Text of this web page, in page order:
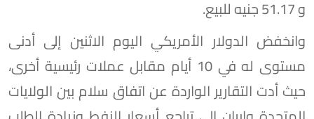
و 51.17 جنيه للبيع.
وانخفض الدولار الأمريكي اليوم الاثنين إلى أدنى
مستوى له في 10 أيام مقابل عملات رئيسية أخرى،
حيث أدت التقارير الواردة عن اتفاق سلام بين الولايات